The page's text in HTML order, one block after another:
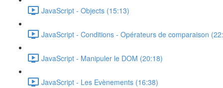
JavaScript - Objects (15:13)
JavaScript - Conditions - Opérateurs de comparaison
JavaScript - Manipuler le DOM (20:18)
JavaScript - Les Evènements (16:38)